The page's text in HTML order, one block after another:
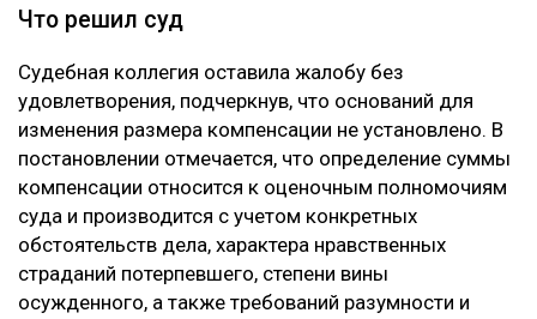
Что решил суд
Судебная коллегия оставила жалобу без
удовлетворения, подчеркнув, что оснований для
изменения размера компенсации не установлено. В
постановлении отмечается, что определение суммы
компенсации относится к оценочным полномочиям
суда и производится с учетом конкретных
обстоятельств дела, характера нравственных
страданий потерпевшего, степени вины
осужденного, а также требований разумности и